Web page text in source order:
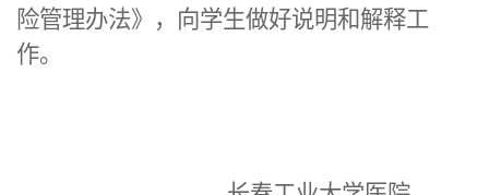
险管理办法》，向学生做好说明和解释工
作。